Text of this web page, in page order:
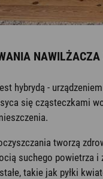
hybrydą -
się cząsteczkami
tworzą
suchego
takie jak pyłki